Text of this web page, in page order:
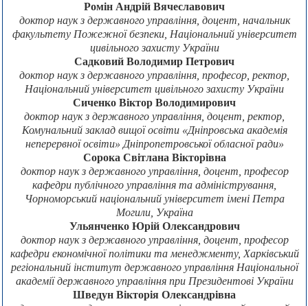
Ромін Андрій Вячеславович
доктор наук з державного управління, доцент, начальник
факультету Пожежної безпеки, Національний університет
цивільного захисту України
Садковий Володимир Петрович
доктор наук з державного управління, професор, ректор,
Національний університет цивільного захисту України
Сиченко Віктор Володимирович
доктор наук з державного управління, доцент, ректор,
Комунальний заклад вищої освіти «Дніпровська академія
неперервної освіти» Дніпропетровської обласної ради»
Сорока Світлана Вікторівна
доктор наук з державного управління, доцент, професор
кафедри публічного управління та адміністрування,
Чорноморський національний університет імені Петра
Могили, Україна
Ульянченко Юрій Олександрович
доктор наук з державного управління, доцент, професор
кафедри економічної політики та менеджменту, Харківський
регіональний інститут державного управління Національної
академії державного управління при Президентові України
Шведун Вікторія Олександрівна